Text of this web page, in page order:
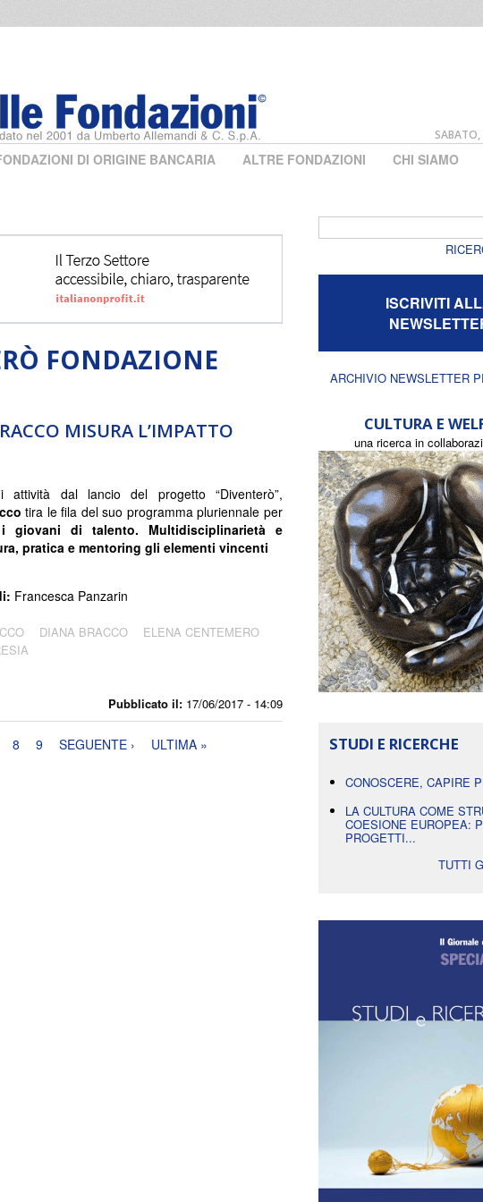
DI ORIGINE BANCARIA ALTRE FONDAZIONI CHI SIAMO
FONDAZIONE
MISURA L’IMPATTO
Pubblicato il: 17/06/2017 - 14:09
dal lancio del progetto “Diventerò”,
tira le fila del suo programma pluriennale per
i giovani di talento. Multidisciplinarietà e
pratica e mentoring gli elementi vincenti
Francesca Panzarin
DIANA BRACCO
ELENA CENTEMERO
8 9 SEGUENTE › ULTIMA »
ISCRIVITI
ARCHIVIO NEWSLETTER
CULTURA E
una ricerca in
STUDI E RICERCHE
CONOSCERE, CAPIRE
LA CULTURA COME
COESIONE EUROPEA:
PROGETTI...
TUTTI